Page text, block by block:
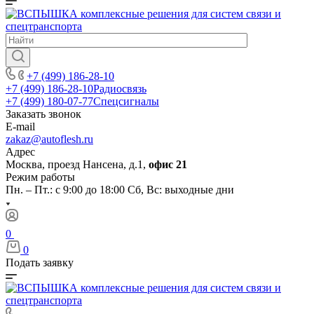
+7 (499) 186-28-10
+7 (499) 186-28-10Радиосвязь
+7 (499) 180-07-77Спецсигналы
Заказать звонок
E-mail
zakaz@autoflesh.ru
Адрес
Москва, проезд Нансена, д.1, офис 21
Режим работы
Пн. – Пт.: с 9:00 до 18:00 Cб, Вс: выходные дни
0
0
Подать заявку